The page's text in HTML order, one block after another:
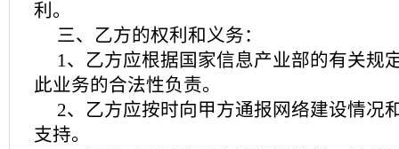
利。
三、乙方的权利和义务：
1、乙方应根据国家信息产业部的有关规
此业务的合法性负责。
2、乙方应按时向甲方通报网络建设情况
支持。